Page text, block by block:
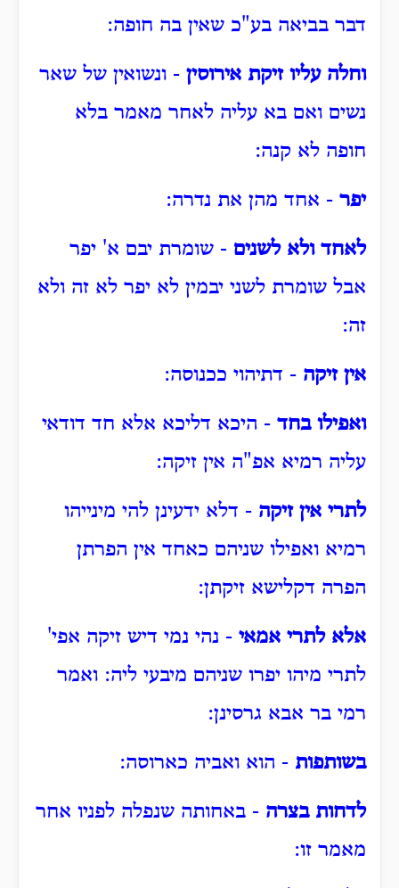
דבר בביאה בע"כ שאין בה חופה:
וחלה עליו זיקת אירוסין - ונשואין של שאר
נשים ואם בא עליה לאחר מאמר בלא
חופה לא קנה:
יפר - אחד מהן את נדרה:
לאחד ולא לשנים - שומרת יבם א' יפר
אבל שומרת לשני יבמין לא יפר לא זה ולא
זה:
אין זיקה - דתיהוי ככנוסה:
ואפילו בחד - היכא דליכא אלא חד דודאי
עליה רמיא אפ"ה אין זיקה:
לתרי אין זיקה - דלא ידעינן להי מינייהו
רמיא ואפילו שניהם כאחד אין הפרתן
הפרה דקלישא זיקתן:
אלא לתרי אמאי - נהי נמי דיש זיקה אפי'
לתרי מיהו יפרו שניהם מיבעי ליה: ואמר
רמי בר אבא גרסינן:
בשותפות - הוא ואביה כארוסה:
לדחות בצרה - באחותה שנפלה לפניו אחר
מאמר זו: